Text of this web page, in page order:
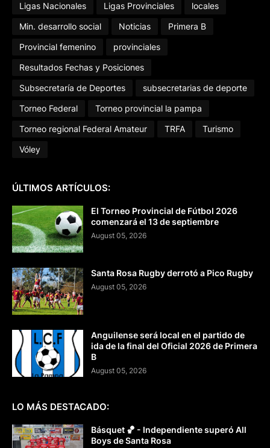
Ligas Nacionales
Ligas Provinciales
locales
Min. desarrollo social
Noticias
Primera B
Provincial femenino
provinciales
Resultados Fechas y Posiciones
Subsecretaría de Deportes
subsecretarias de deporte
Torneo Federal
Torneo provincial la pampa
Torneo regional Federal Amateur
TRFA
Turismo
Vóley
ÚLTIMOS ARTÍCULOS:
El Torneo Provincial de Fútbol 2026
comenzará el 13 de septiembre
August 05, 2026
Santa Rosa Rugby derrotó a Pico Rugby
August 05, 2026
Anguilense será local en el partido de
ida de la final del Oficial 2026 de Primera
B
August 05, 2026
LO MÁS DESTACADO:
Básquet 🏀 - Independiente superó All
Boys de Santa Rosa